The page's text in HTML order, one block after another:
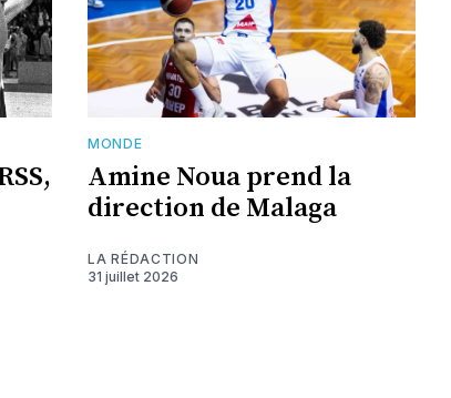
MONDE
Amine Noua prend la
direction de Malaga
LA RÉDACTION
31 juillet 2026